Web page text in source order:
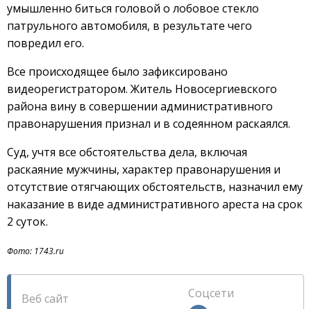
умышленно биться головой о лобовое стекло
патрульного автомобиля, в результате чего
повредил его.
Все происходящее было зафиксировано
видеорегистратором. Житель Новосергиевского
района вину в совершении административного
правонарушения признал и в содеянном раскаялся.
Суд, учтя все обстоятельства дела, включая
раскаяние мужчины, характер правонарушения и
отсутствие отягчающих обстоятельств, назначил ему
наказание в виде административного ареста на срок
2 суток.
Фото: 1743.ru
Веб сайт
Соцсети